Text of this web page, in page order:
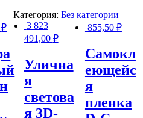
Категория: Без категории
₽
3 823
491,00 ₽
Улична
я
светова
я 3D-
855,50 ₽
Самокл
еющейс
я
пленка